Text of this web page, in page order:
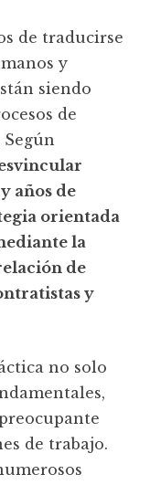
de traducirse
y
siendo
de
años de
orientada
la
de
y
no solo
de trabajo.